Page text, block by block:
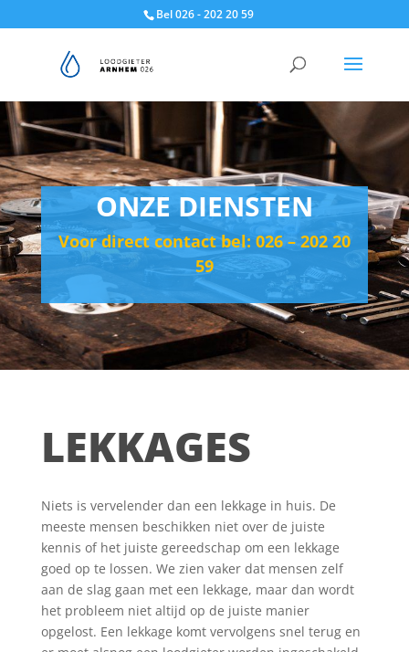
Bel 026 - 202 20 59
ONZE DIENSTEN
Voor direct contact bel: 026 – 202 20
59
LEKKAGES
Niets is vervelender dan een lekkage in huis. De
meeste mensen beschikken niet over de juiste
kennis of het juiste gereedschap om een lekkage
goed op te lossen. We zien vaker dat mensen zelf
aan de slag gaan met een lekkage, maar dan wordt
het probleem niet altijd op de juiste manier
opgelost. Een lekkage komt vervolgens snel terug en